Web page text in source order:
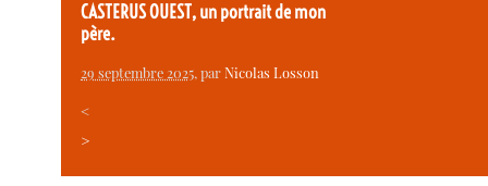
CASTERUS OUEST, un portrait de mon
père.
29 septembre 2025, parNicolas Losson
<
>